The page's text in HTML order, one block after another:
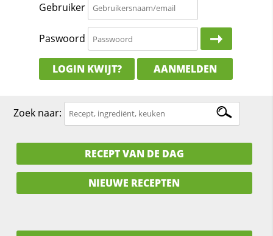
Gebruiker
Paswoord
LOGIN KWIJT? AANMELDEN
Zoek naar:
RECEPT VAN DE DAG
NIEUWE RECEPTEN